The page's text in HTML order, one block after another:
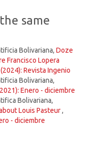
same
Bolivariana, Doze
Francisco Lopera
Revista Ingenio
Bolivariana,
Enero - diciembre
Bolivariana,
Louis Pasteur,
- diciembre